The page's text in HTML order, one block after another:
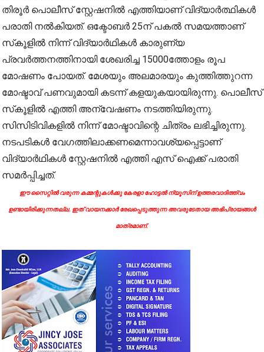
തിരൂര്‍ പൊലീസ് സ്റ്റേഷനില്‍ എത്തിയാണ് വിദ്യാർത്ഥികൾ
പരാതി നല്‍കിയത്. ഒക്ടോബര്‍ 25ന് പകല്‍ സമയത്താണ്
സ്‌കൂളില്‍ നിന്ന് വിദ്യാര്‍ഥികള്‍ കാരുണ്യ
പ്രവര്‍ത്തനത്തിനായി ശേഖരിച്ച 15000ത്തോളം രൂപ
മോഷണം പോയത്. മേശയും അലമാരയും കുത്തിത്തുറന്ന
മോഷ്ടാവ് പണവുമായി കടന്ന് കളയുകയായിരുന്നു. പൊലീസ്
സ്‌കൂളില്‍ എത്തി അന്വേഷണം നടത്തിയിരുന്നു.
സിസിടിവികളില്‍ നിന്ന് മോഷ്ടാവിന്റെ ചിത്രം ലഭിച്ചിരുന്നു.
നടപടികള്‍ വേഗത്തിലാക്കണമെന്നാവശ്യപ്പെട്ടാണ്
വിദ്യാര്‍ഥികള്‍ സ്റ്റേഷനില്‍ എത്തി എസ് ഐക്ക് പരാതി
സമര്‍പ്പിച്ചത്.
ഈ സൈറ്റിൽ വരുന്ന കമ്മന്റുകൾക്കു കേരളാ ഹോട്ടൽ ന്യൂസിന് ഉത്തരവാദിത്ത്വം
ഉണ്ടായിരിക്കുന്നതല്ല. ഇത് വായനക്കാർ രേഖപ്പെടുത്തുന്ന അവരുടേതായ അഭിപ്രായങ്ങൾ
മാത്രമാണ്.